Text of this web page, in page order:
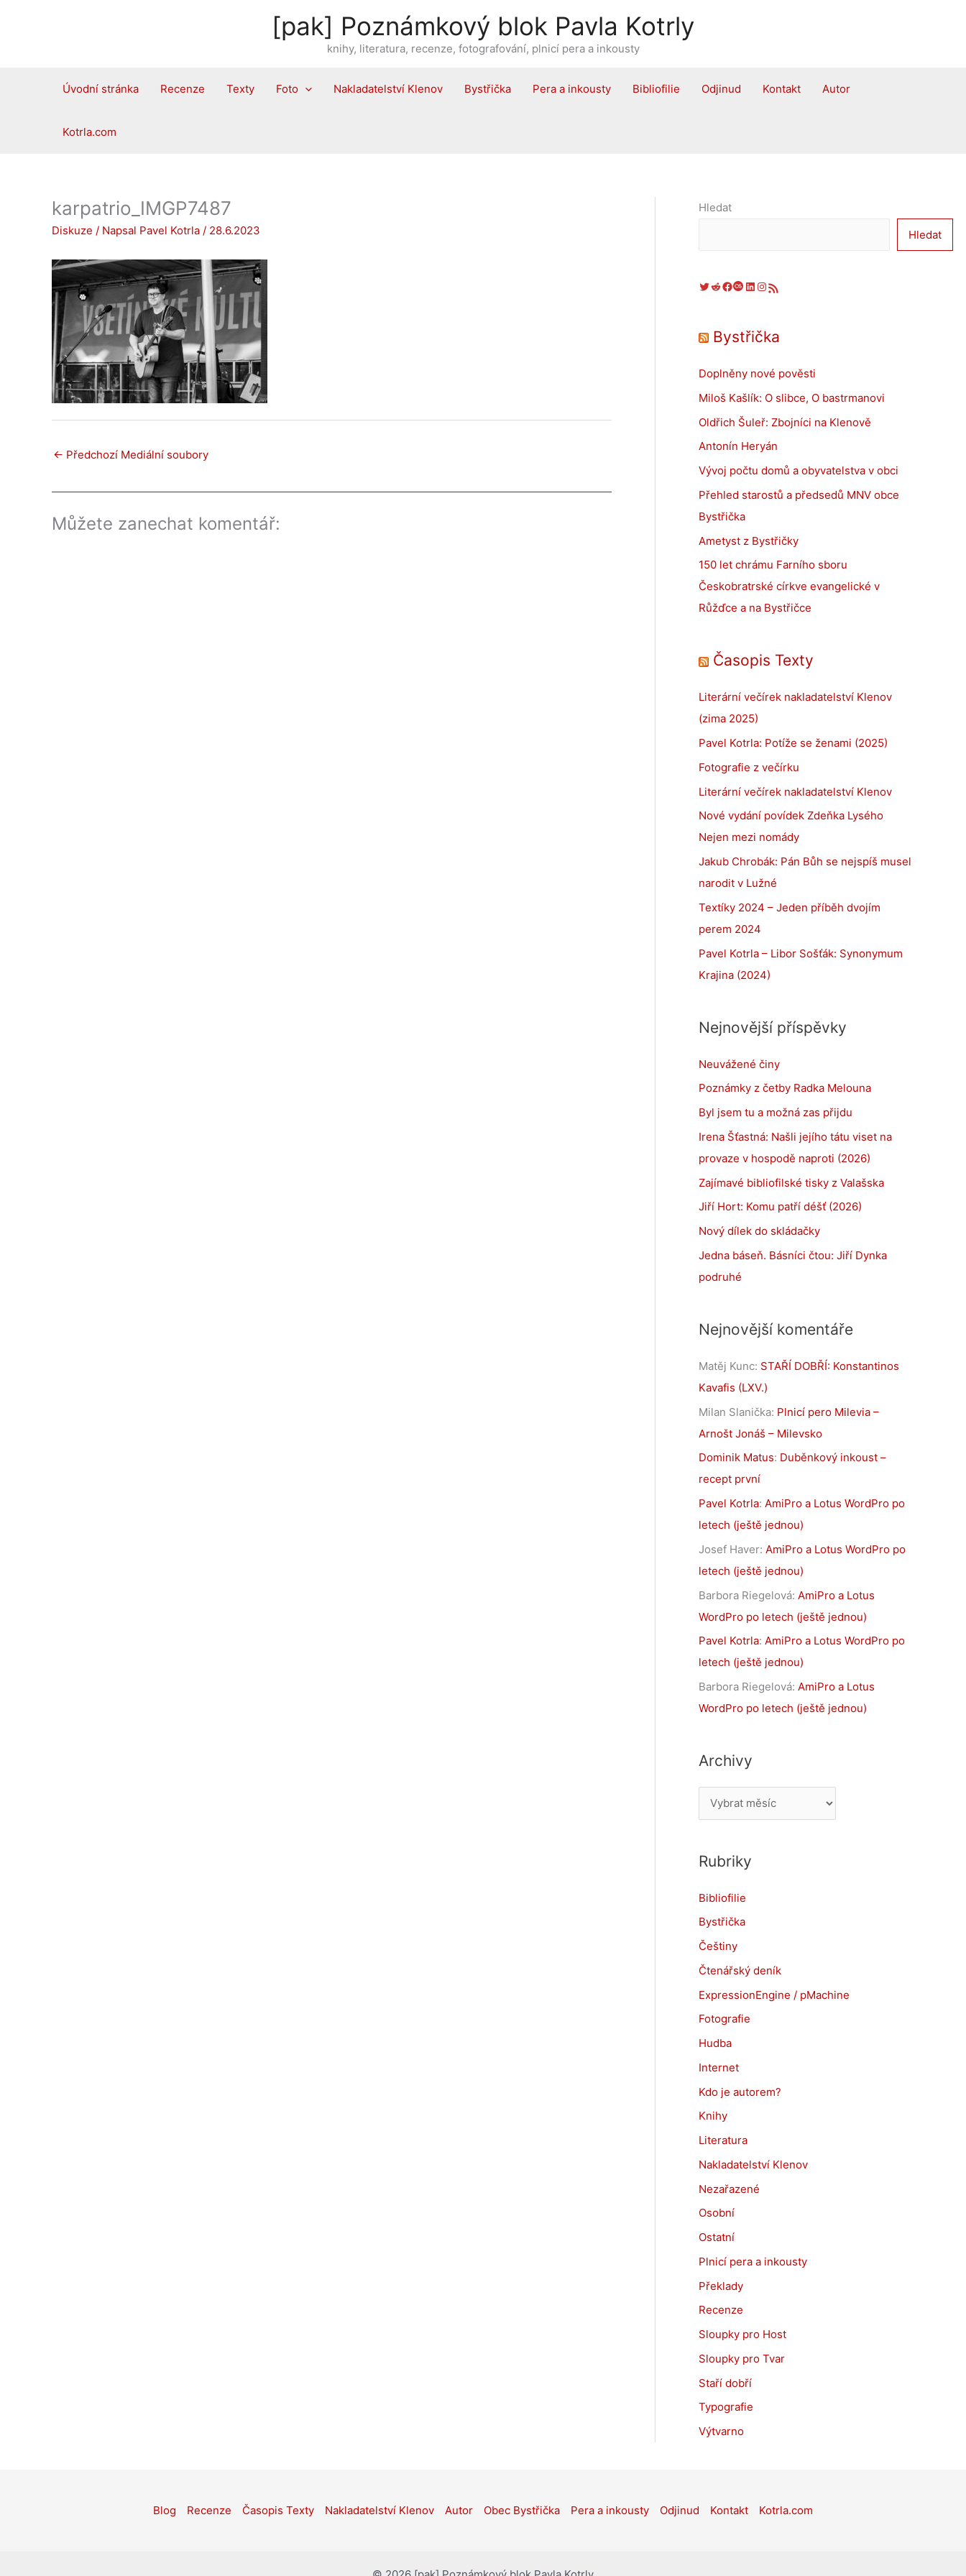
[pak] Poznámkový blok Pavla Kotrly
knihy, literatura, recenze, fotografování, plnicí pera a inkousty
Úvodní stránka Recenze Texty Foto Nakladatelství Klenov Bystřička Pera a inkousty Bibliofilie Odjinud Kontakt Autor
Kotrla.com
karpatrio_IMGP7487
Diskuze / Napsal Pavel Kotrla / 28.6.2023
← Předchozí Mediální soubory
Můžete zanechat komentář:
Hledat
Hledat
Twitter Reddit Facebook Last.fm LinkedIn Instagram RSS zdroj
Bystřička
Doplněny nové pověsti
Miloš Kašlík: O slibce, O bastrmanovi
Oldřich Šuleř: Zbojníci na Klenově
Antonín Heryán
Vývoj počtu domů a obyvatelstva v obci
Přehled starostů a předsedů MNV obce
Bystřička
Ametyst z Bystřičky
150 let chrámu Farního sboru
Českobratrské církve evangelické v
Růžďce a na Bystřičce
Časopis Texty
Literární večírek nakladatelství Klenov
(zima 2025)
Pavel Kotrla: Potíže se ženami (2025)
Fotografie z večírku
Literární večírek nakladatelství Klenov
Nové vydání povídek Zdeňka Lysého
Nejen mezi nomády
Jakub Chrobák: Pán Bůh se nejspíš musel
narodit v Lužné
Textíky 2024 – Jeden příběh dvojím
perem 2024
Pavel Kotrla – Libor Sošťák: Synonymum
Krajina (2024)
Nejnovější příspěvky
Neuvážené činy
Poznámky z četby Radka Melouna
Byl jsem tu a možná zas přijdu
Irena Šťastná: Našli jejího tátu viset na
provaze v hospodě naproti (2026)
Zajímavé bibliofilské tisky z Valašska
Jiří Hort: Komu patří déšť (2026)
Nový dílek do skládačky
Jedna báseň. Básníci čtou: Jiří Dynka
podruhé
Nejnovější komentáře
Matěj Kunc: STAŘÍ DOBŘÍ: Konstantinos
Kavafis (LXV.)
Milan Slanička: Plnicí pero Milevia –
Arnošt Jonáš – Milevsko
Dominik Matus: Duběnkový inkoust –
recept první
Pavel Kotrla: AmiPro a Lotus WordPro po
letech (ještě jednou)
Josef Haver: AmiPro a Lotus WordPro po
letech (ještě jednou)
Barbora Riegelová: AmiPro a Lotus
WordPro po letech (ještě jednou)
Pavel Kotrla: AmiPro a Lotus WordPro po
letech (ještě jednou)
Barbora Riegelová: AmiPro a Lotus
WordPro po letech (ještě jednou)
Archivy
r
h
v
y
Rubriky
Bibliofilie
Bystřička
Češtiny
Čtenářský deník
ExpressionEngine / pMachine
Fotografie
Hudba
Internet
Kdo je autorem?
Knihy
Literatura
Nakladatelství Klenov
Nezařazené
Osobní
Ostatní
Plnicí pera a inkousty
Překlady
Recenze
Sloupky pro Host
Sloupky pro Tvar
Staří dobří
Typografie
Výtvarno
Blog Recenze Časopis Texty Nakladatelství Klenov Autor Obec Bystřička Pera a inkousty Odjinud Kontakt Kotrla.com